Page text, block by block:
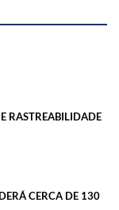
RASTREABILIDADE
CERCA DE 130